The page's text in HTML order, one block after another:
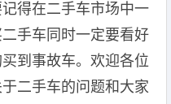
得在二手车市场中一
手车同时一定要看好
到事故车。欢迎各位
二手车的问题和大家